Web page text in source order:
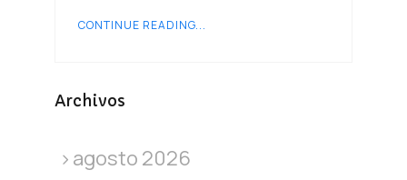
CONTINUE READING...
Archivos
agosto 2026